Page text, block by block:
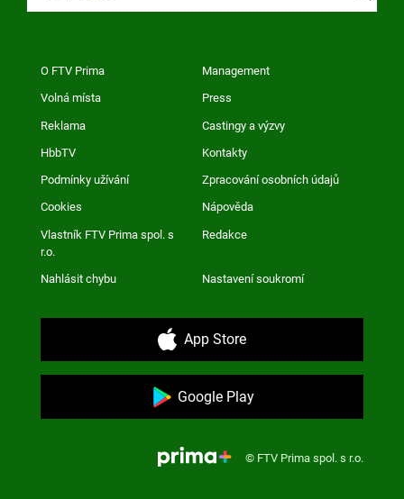
O FTV Prima Management
Volná místa Press
Reklama Castingy a výzvy
HbbTV Kontakty
Podmínky užívání Zpracování osobních údajů
Cookies Nápověda
Vlastník FTV Prima spol. s
r.o.
Redakce
Nahlásit chybu Nastavení soukromí
App Store
Google Play
© FTV Prima spol. s r.o.